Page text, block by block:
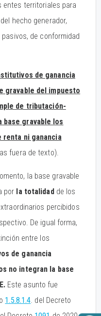
entes territoriales para
hecho generador,
de conformidad
de ganancia
gravable del impuesto
de tributación-
base gravable los
ni ganancia
fuera de texto).
la base gravable
por la totalidad de los
percibidos
De igual forma,
entre los
de ganancia
no integran la base
Este asunto fue
1.5.8.1.4. del Decreto